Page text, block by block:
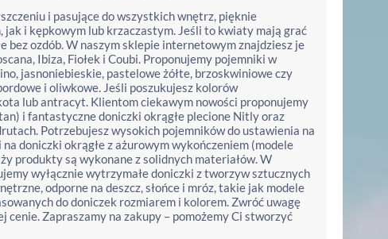
i pasujące do wszystkich wnętrz, pięknie
i kępkowym lub krzaczastym. Jeśli to kwiaty mają grać
bez ozdób. W naszym sklepie internetowym znajdziesz je
Ibiza, Fiołek i Coubi. Proponujemy pojemniki w
jasnoniebieskie, pastelowe żółte, brzoskwiniowe czy
i oliwkowe. Jeśli poszukujesz kolorów
lub antracyt. Klientom ciekawym nowości proponujemy
i fantastyczne doniczki okrągłe plecione Nitly oraz
Potrzebujesz wysokich pojemników do ustawienia na
doniczki okrągłe z ażurowym wykończeniem (modele
produkty są wykonane z solidnych materiałów. W
wyłącznie wytrzymałe doniczki z tworzyw sztucznych
odporne na deszcz, słońce i mróz, takie jak modele
do doniczek rozmiarem i kolorem. Zwróć uwagę
Zapraszamy na zakupy – pomożemy Ci stworzyć